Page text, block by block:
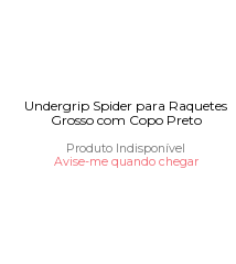
Undergrip Spider para Raquetes
Grosso com Copo Preto
Produto Indisponível
Avise-me quando chegar